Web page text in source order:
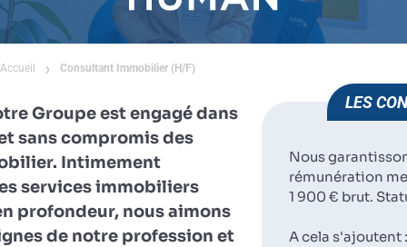
Accueil Consultant Immobilier (H/F)
Groupe est engagé dans
sans compromis des
Intimement
services immobiliers
profondeur, nous aimons
de notre profession et
LES
Nous
rémunération
1 900 € brut.
A cela s'ajoutent :